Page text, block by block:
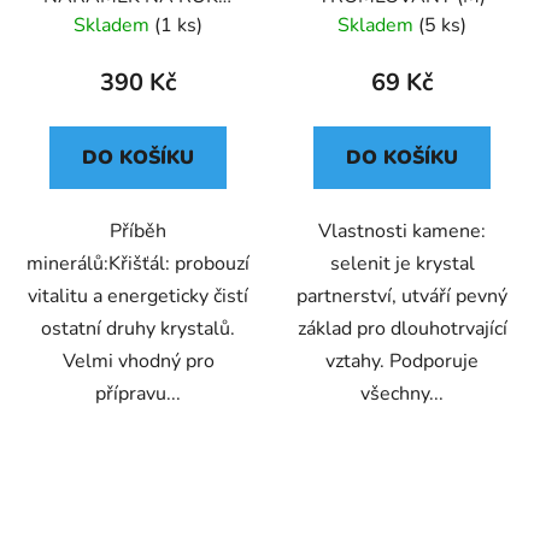
SPECIÁLNÍ (UNISEX) 6
Skladem (1 ks)
390 Kč
DO KOŠÍKU
Příběh
minerálů:Křišťál: probouzí
vitalitu a energeticky čistí
ostatní druhy krystalů.
Velmi vhodný pro
přípravu...
Skladem (5 ks)
69 Kč
DO KOŠÍKU
Vlastnosti kamene:
selenit je krystal
partnerství, utváří pevný
základ pro dlouhotrvající
vztahy. Podporuje
všechny...